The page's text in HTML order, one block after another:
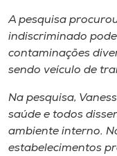
A+
A-
A pesquisa
indiscriminado
contaminações
sendo veículo de
Na pesquisa,
saúde e todos
ambiente interno.
estabelecimentos